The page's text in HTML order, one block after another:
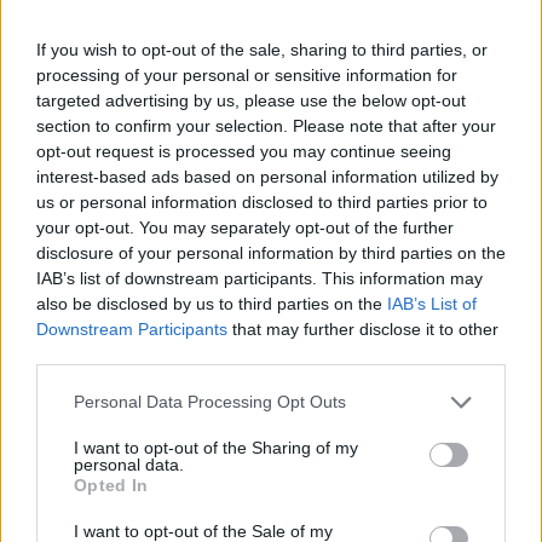
If you wish to opt-out of the sale, sharing to third parties, or
processing of your personal or sensitive information for
targeted advertising by us, please use the below opt-out
section to confirm your selection. Please note that after your
opt-out request is processed you may continue seeing
interest-based ads based on personal information utilized by
us or personal information disclosed to third parties prior to
your opt-out. You may separately opt-out of the further
disclosure of your personal information by third parties on the
IAB’s list of downstream participants. This information may
also be disclosed by us to third parties on the IAB’s List of
Downstream Participants that may further disclose it to other
Please note that this website/app uses one or more Google
not limited to your visit or usage behaviour. You may click to
grant or deny consent to Google and its third-party tags to
use your data for below specified purposes in below Google
consent section.
Personal Data Processing Opt Outs
I want to opt-out of the Sharing of my
personal data.
Opted In
I want to opt-out of the Sale of my
Πιστοποιητικό συμμετοχής σε Εθνικό Αλεξανδρούπολης και
Παναχαϊκή, χορήγησε η Επιτροπή επαγγελματικού
Αθλητισμού κατά τη σημερινή της συνεδρίαση και πλέον
και τα 12 ΤΑΠ αδειοδοτήθηκαν ενω από την προηγούμενη
συνεδρίαση της ΕΕΑ, είχαν τακτοποιήσει τις εκκρεμότητες
τους και ειχαν πάρει πιστοποιητικό, τα ΤΑΑ Ηρακλής
Πετοσφαίριση 2015 και ΑΟΠ Κηφισιά.